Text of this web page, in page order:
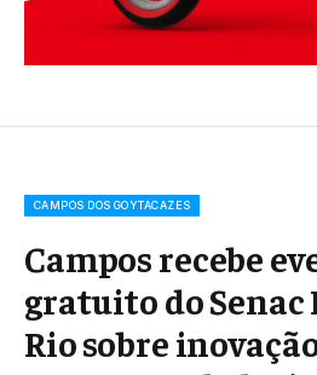
CAMPOS DOS GOYTACAZES
Campos recebe
gratuito do Senac
Rio sobre